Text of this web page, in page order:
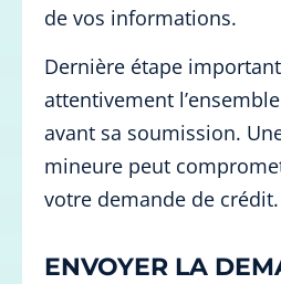
de vos informations.
Dernière étape
attentivement
avant sa soumission.
mineure peut
votre demande de crédit.
ENVOYER LA